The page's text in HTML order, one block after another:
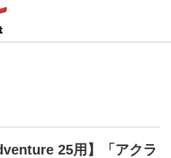
25用】「アクラ